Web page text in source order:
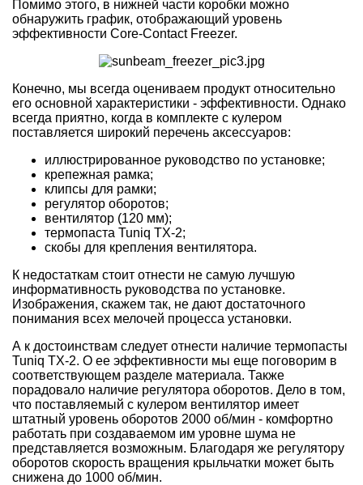
Помимо этого, в нижней части коробки можно
обнаружить график, отображающий уровень
эффективности Core-Contact Freezer.
Конечно, мы всегда оцениваем продукт относительно
его основной характеристики - эффективности. Однако
всегда приятно, когда в комплекте с кулером
поставляется широкий перечень аксессуаров:
иллюстрированное руководство по установке;
крепежная рамка;
клипсы для рамки;
регулятор оборотов;
вентилятор (120 мм);
термопаста Tuniq TX-2;
скобы для крепления вентилятора.
К недостаткам стоит отнести не самую лучшую
информативность руководства по установке.
Изображения, скажем так, не дают достаточного
понимания всех мелочей процесса установки.
А к достоинствам следует отнести наличие термопасты
Tuniq TX-2. О ее эффективности мы еще поговорим в
соответствующем разделе материала. Также
порадовало наличие регулятора оборотов. Дело в том,
что поставляемый с кулером вентилятор имеет
штатный уровень оборотов 2000 об/мин - комфортно
работать при создаваемом им уровне шума не
представляется возможным. Благодаря же регулятору
оборотов скорость вращения крыльчатки может быть
снижена до 1000 об/мин.